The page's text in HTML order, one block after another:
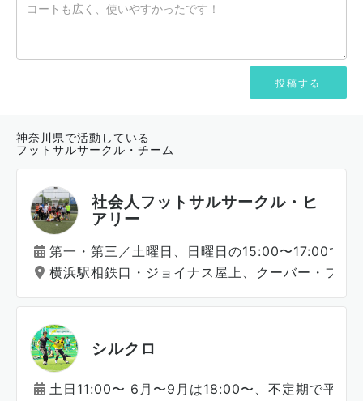
神奈川県で活動している
フットサルサークル・チーム
社会人フットサルサークル・ヒ
アリー
第一・第三／土曜日、日曜日の15:00〜17:00で活
横浜駅相鉄口・ジョイナス屋上、クーバー・フッ
シルクロ
土日11:00〜 6月〜9月は18:00〜、不定期で平日